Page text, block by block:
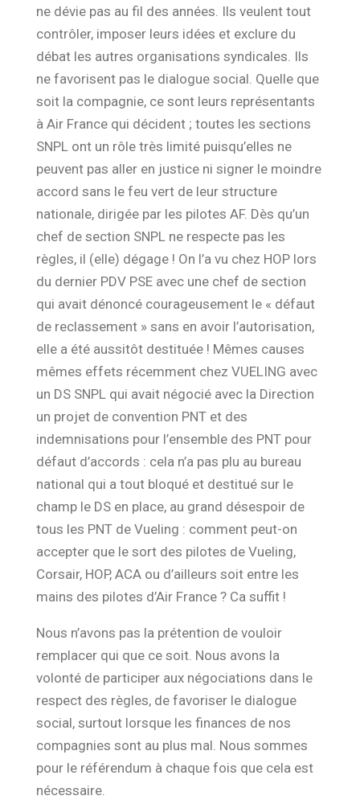
ne dévie pas au fil des années. Ils veulent tout
contrôler, imposer leurs idées et exclure du
débat les autres organisations syndicales. Ils
ne favorisent pas le dialogue social. Quelle que
soit la compagnie, ce sont leurs représentants
à Air France qui décident ; toutes les sections
SNPL ont un rôle très limité puisqu’elles ne
peuvent pas aller en justice ni signer le moindre
accord sans le feu vert de leur structure
nationale, dirigée par les pilotes AF. Dès qu’un
chef de section SNPL ne respecte pas les
règles, il (elle) dégage ! On l’a vu chez HOP lors
du dernier PDV PSE avec une chef de section
qui avait dénoncé courageusement le « défaut
de reclassement » sans en avoir l’autorisation,
elle a été aussitôt destituée ! Mêmes causes
mêmes effets récemment chez VUELING avec
un DS SNPL qui avait négocié avec la Direction
un projet de convention PNT et des
indemnisations pour l’ensemble des PNT pour
défaut d’accords : cela n’a pas plu au bureau
national qui a tout bloqué et destitué sur le
champ le DS en place, au grand désespoir de
tous les PNT de Vueling : comment peut-on
accepter que le sort des pilotes de Vueling,
Corsair, HOP, ACA ou d’ailleurs soit entre les
mains des pilotes d’Air France ? Ca suffit !
Nous n’avons pas la prétention de vouloir
remplacer qui que ce soit. Nous avons la
volonté de participer aux négociations dans le
respect des règles, de favoriser le dialogue
social, surtout lorsque les finances de nos
compagnies sont au plus mal. Nous sommes
pour le référendum à chaque fois que cela est
nécessaire.